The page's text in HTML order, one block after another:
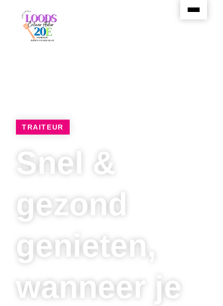
TRAITEUR
Snel &
gezond
genieten,
wanneer je